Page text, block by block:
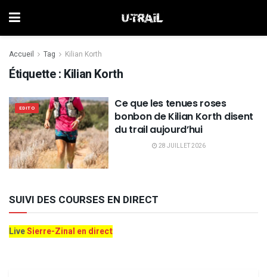
Accueil Tag Kilian Korth
Étiquette : Kilian Korth
EDITO
Ce que les tenues roses
bonbon de Kilian Korth disent
du trail aujourd’hui
28 JUILLET 2026
SUIVI DES COURSES EN DIRECT
LiveSierre-Zinal en direct